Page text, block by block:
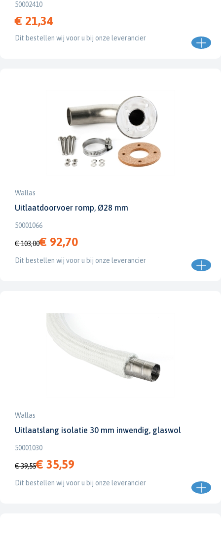
50002410
€ 21,34
Dit bestellen wij voor u bij onze leverancier
Wallas
Uitlaatdoorvoer romp, Ø28 mm
50001066
€ 103,00€ 92,70
Dit bestellen wij voor u bij onze leverancier
Wallas
Uitlaatslang isolatie 30 mm inwendig, glaswol
50001030
€ 39,55€ 35,59
Dit bestellen wij voor u bij onze leverancier